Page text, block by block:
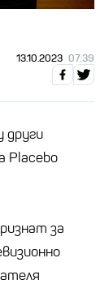
13.10.2023 07:39
други
Placebo
за